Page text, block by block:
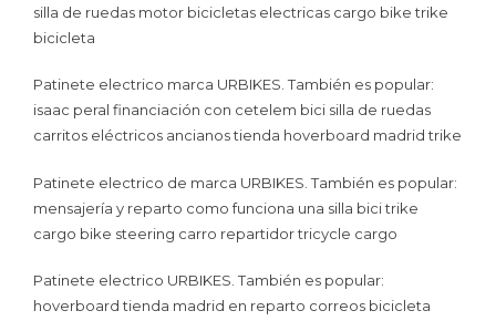
silla de ruedas motor bicicletas electricas cargo bike trike
bicicleta
Patinete electrico marca URBIKES. También es popular:
isaac peral financiación con cetelem bici silla de ruedas
carritos eléctricos ancianos tienda hoverboard madrid trike
Patinete electrico de marca URBIKES. También es popular:
mensajería y reparto como funciona una silla bici trike
cargo bike steering carro repartidor tricycle cargo
Patinete electrico URBIKES. También es popular:
hoverboard tienda madrid en reparto correos bicicleta